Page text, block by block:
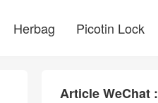
Herbag Picotin Lock
Article WeChat :